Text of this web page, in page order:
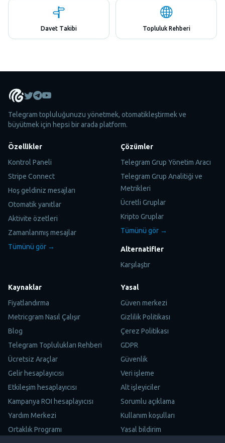
Davet Takibi Topluluk Rehberi
Telegram topluluğunuzu yönetmek, otomatikleştirmek ve
büyütmek için hepsi bir arada platform.
Özellikler
Kontrol Paneli
Stripe Connect
Hoş geldiniz mesajları
Otomatik yanıtlar
Aktivite özetleri
Zamanlanmış mesajlar
Tümünü gör →
Çözümler
Telegram Grup Yönetim Aracı
Telegram Grup Analitiği ve
Metrikleri
Ücretli Gruplar
Kripto Gruplar
Tümünü gör →
Alternatifler
Karşılaştır
Kaynaklar
Fiyatlandırma
Metricgram Nasıl Çalışır
Blog
Telegram Toplulukları Rehberi
Ücretsiz Araçlar
Gelir hesaplayıcısı
Etkileşim hesaplayıcısı
Kampanya ROI hesaplayıcısı
Yardım Merkezi
Ortaklık Programı
Yasal
Güven merkezi
Gizlilik Politikası
Çerez Politikası
GDPR
Güvenlik
Veri işleme
Alt işleyiciler
Sorumlu açıklama
Kullanım koşulları
Yasal bildirim